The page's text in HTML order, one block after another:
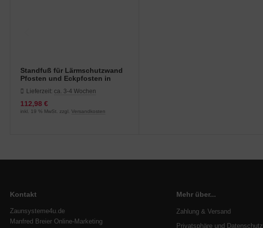
Standfuß für Lärmschutzwand
Pfosten und Eckpfosten in
Lieferzeit: ca. 3-4 Wochen
112,98 €
inkl. 19 % MwSt. zzgl. Versandkosten
Kontakt
Zaunsysteme4u.de
Manfred Breier Online-Marketing
Mehr über...
Zahlung & Versand
Privatsphäre und Datenschutz